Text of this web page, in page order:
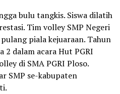
bulu tangkis. Siswa dilatih
Tim volley SMP Negeri
piala kejuaraan. Tahun
dalam acara Hut PGRI
di SMA PGRI Ploso.
SMP se-kabupaten